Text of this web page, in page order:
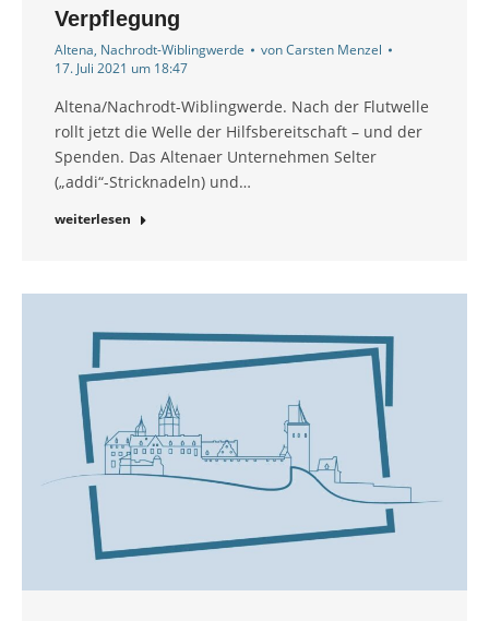
Verpflegung
Altena, Nachrodt-Wiblingwerde vonCarsten Menzel
17. Juli 2021 um 18:47
Altena/Nachrodt-Wiblingwerde. Nach der Flutwelle
rollt jetzt die Welle der Hilfsbereitschaft – und der
Spenden. Das Altenaer Unternehmen Selter
(„addi“-Stricknadeln) und…
weiterlesen